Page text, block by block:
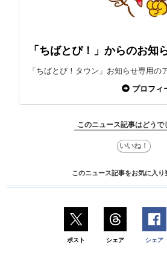
「ちばとぴ！」からのお知
「ちばとぴ！タウン」お知らせ専用の
プロフィ
このニュース記事はどうで
このニュース記事をお気に入り
ポスト シェア シェア